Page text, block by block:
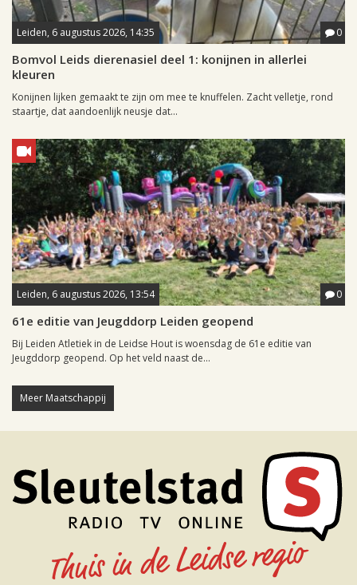
Leiden, 6 augustus 2026, 14:35 0
Bomvol Leids dierenasiel deel 1: konijnen in allerlei
kleuren
Konijnen lijken gemaakt te zijn om mee te knuffelen. Zacht velletje, rond
staartje, dat aandoenlijk neusje dat...
Leiden, 6 augustus 2026, 13:54 0
61e editie van Jeugddorp Leiden geopend
Bij Leiden Atletiek in de Leidse Hout is woensdag de 61e editie van
Jeugddorp geopend. Op het veld naast de...
Meer Maatschappij